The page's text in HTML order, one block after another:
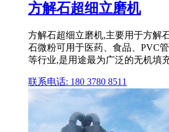
方解石超细立磨机
方解石超细立磨机,主要用于方解
石微粉可用于医药、食品、PVC
等行业,是用途最为广泛的无机填
联系电话: 180 3780 8511